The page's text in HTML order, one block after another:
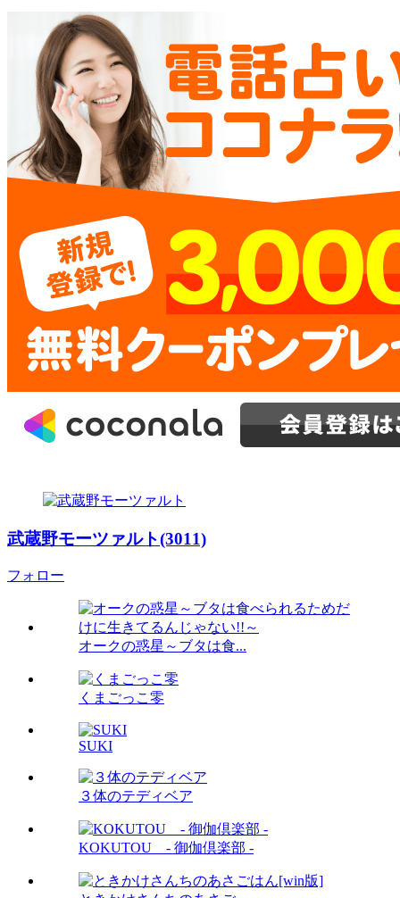
武蔵野モーツァルト(3011)
フォロー
オークの惑星～ブタは食...
くまごっこ零
SUKI
３体のテディベア
KOKUTOU - 御伽倶楽部 -